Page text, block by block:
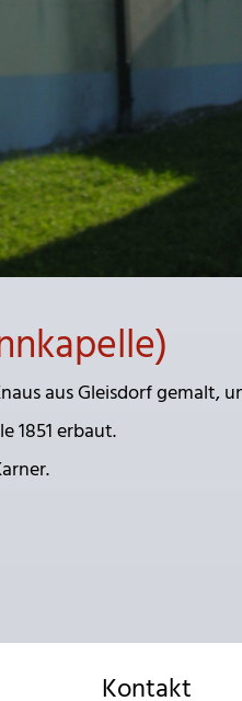
aus Gleisdorf gemalt,
1851 erbaut.
Kontakt